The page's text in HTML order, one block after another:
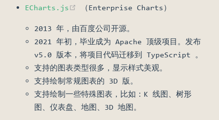
ECharts.js (opens new window)
（Enterprise Charts）
2013 年，由百度公司开源。
2021 年初，毕业成为 Apache 顶级项目。发布
v5.0 版本，将项目代码迁移到 TypeScript 。
支持的图表类型很多，显示样式美观。
支持绘制常规图表的 3D 版。
支持绘制一些特殊图表，比如：K 线图、树形
图、仪表盘、地图、3D 地图。